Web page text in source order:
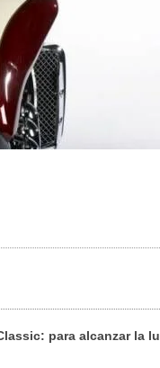
para alcanzar la